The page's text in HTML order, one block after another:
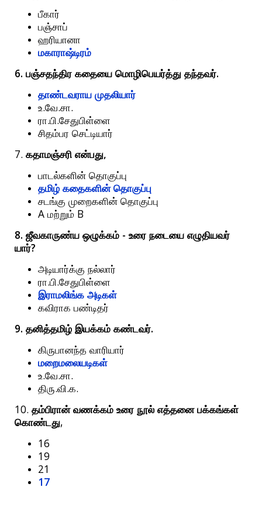
பீகார்
பஞ்சாப்
ஹரியானா
மகாராஷ்டிரம்
6. பஞ்சதந்திர கதையை மொழிபெயர்த்து தந்தவர்.
தாண்டவராய முதலியார்
உ.வே.சா.
ரா.பி.சேதுபிள்ளை
சிதம்பர செட்டியார்
7. கதாமஞ்சரி என்பது,
பாடல்களின் தொகுப்பு
தமிழ் கதைகளின் தொகுப்பு
சடங்கு முறைகளின் தொகுப்பு
A மற்றும் B
8. ஜீவகாருண்ய ஒழுக்கம் - உரை நடையை எழுதியவர்
யார்?
அடியார்க்கு நல்லார்
ரா.பி.சேதுபிள்ளை
இராமலிங்க அடிகள்
கவிராக பண்டிதர்
9. தனித்தமிழ் இயக்கம் கண்டவர்.
கிருபானந்த வாரியார்
மறைமலையடிகள்
உ.வே.சா.
திரு.வி.க.
10. தம்பிரான் வணக்கம் உரை நூல் எத்தனை பக்கங்கள்
கொண்டது,
16
19
21
17